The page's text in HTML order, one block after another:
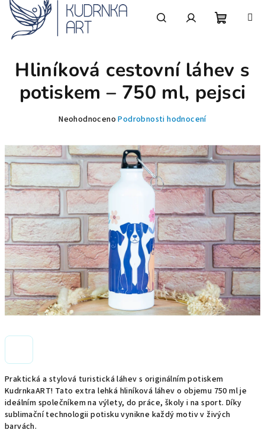
Přejít
obsah
košík
Praktická a stylová turistická láhev s originálním potiskem
KudrnkaART! Tato extra lehká hliníková láhev o objemu 750 ml je
ideálním společníkem na výlety, do práce, školy i na sport. Díky
sublimační technologii potisku vynikne každý motiv v živých
barvách.
Hliníková cestovní láhev s
potiskem – 750 ml, pejsci
Průměrné
produktu
je
0,0
5
hvězdiček.
Neohodnoceno Podrobnosti hodnocení